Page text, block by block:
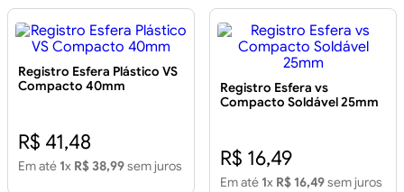
Registro Esfera Plástico VS
Compacto 40mm
R$ 41,48
Em até 1x R$ 38,99sem juros
Registro Esfera vs
Compacto Soldável 25mm
R$ 16,49
Em até 1x R$ 16,49sem juros